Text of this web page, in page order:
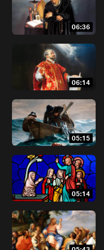
06:36
06:14
05:15
05:14